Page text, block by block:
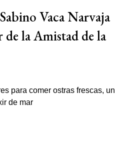
Vaca Narvaja
la Amistad de la